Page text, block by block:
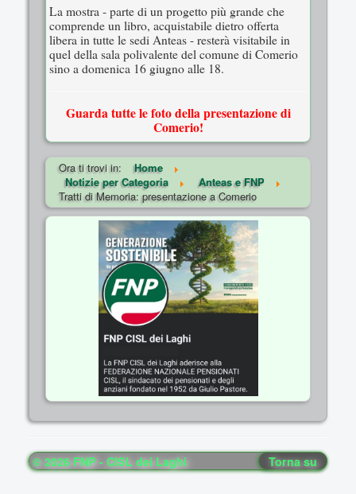
La mostra - parte di un progetto più grande che
comprende un libro, acquistabile dietro offerta
libera in tutte le sedi Anteas - resterà visitabile in
quel della sala polivalente del comune di Comerio
sino a domenica 16 giugno alle 18.
Guarda tutte le foto della presentazione di
Comerio!
Ora ti trovi in:
Home
Notizie per Categoria
Anteas e FNP
Tratti di Memoria: presentazione a Comerio
Torna su
© 2026 FNP - CISL dei Laghi